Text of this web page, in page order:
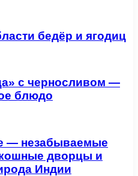
бедёр и ягодиц
с черносливом —
блюдо
— незабываемые
дворцы и
Индии